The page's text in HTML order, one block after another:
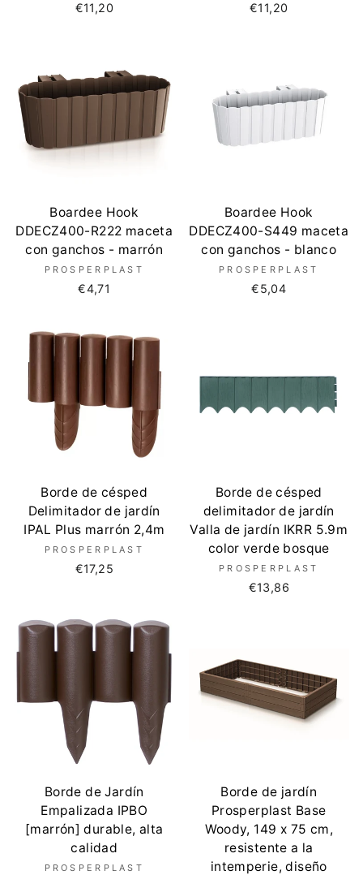
€11,20 €11,20
Boardee Hook
DDECZ400-R222 maceta
con ganchos - marrón
PROSPERPLAST
€4,71
Boardee Hook
DDECZ400-S449 maceta
con ganchos - blanco
PROSPERPLAST
€5,04
Borde de césped
Delimitador de jardín
IPAL Plus marrón 2,4m
PROSPERPLAST
€17,25
Borde de césped
delimitador de jardín
Valla de jardín IKRR 5.9m
color verde bosque
PROSPERPLAST
€13,86
Borde de Jardín
Empalizada IPBO
[marrón] durable, alta
calidad
PROSPERPLAST
Borde de jardín
Prosperplast Base
Woody, 149 x 75 cm,
resistente a la
intemperie, diseño